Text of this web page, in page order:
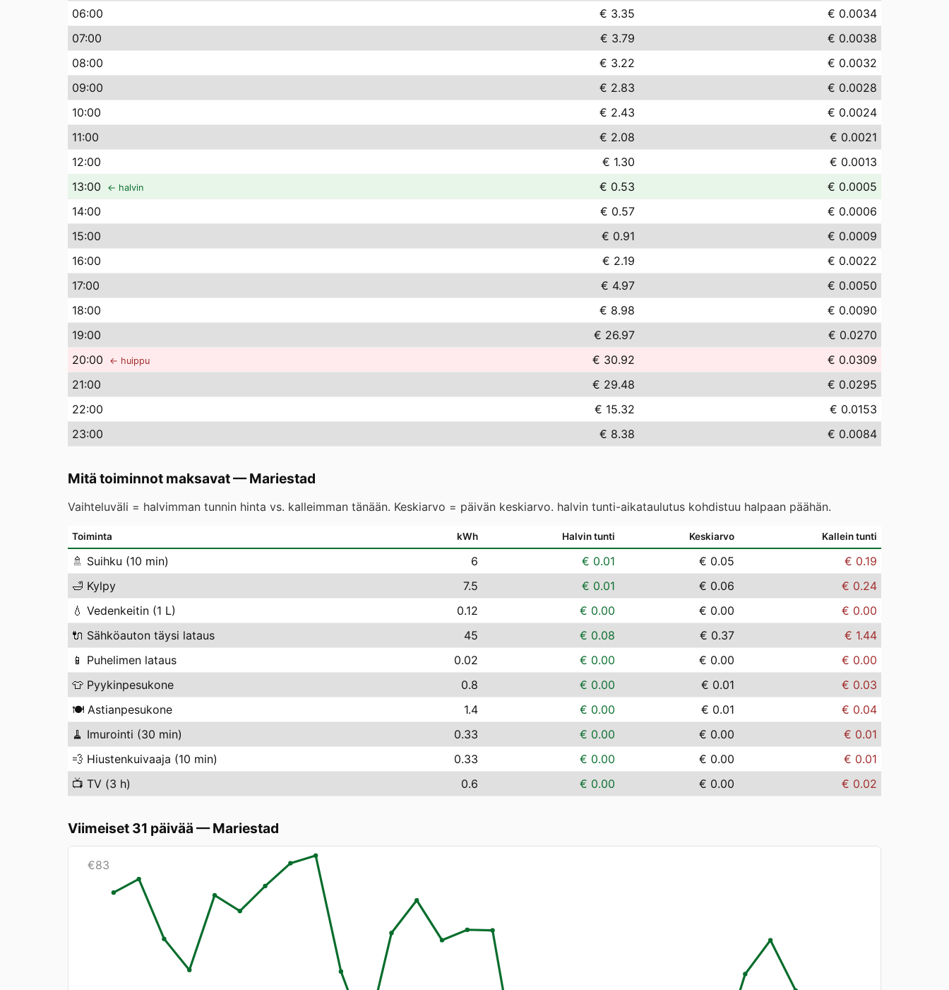
06:00 € 3.35
€ 0.0034
07:00 € 3.79
€ 0.0038
08:00 € 3.22
€ 0.0032
09:00 € 2.83
€ 0.0028
10:00 € 2.43
€ 0.0024
11:00 € 2.08
€ 0.0021
12:00 € 1.30
€ 0.0013
13:00 ← halvin € 0.53
€ 0.0005
14:00 € 0.57
€ 0.0006
15:00 € 0.91
€ 0.0009
16:00 € 2.19
€ 0.0022
17:00 € 4.97
€ 0.0050
18:00 € 8.98
€ 0.0090
19:00 € 26.97
€ 0.0270
20:00 ← huippu € 30.92
€ 0.0309
21:00 € 29.48
€ 0.0295
22:00 € 15.32
€ 0.0153
23:00 € 8.38 € 0.0084
Mitä toiminnot maksavat—Mariestad
Vaihteluväli = halvimman tunnin hinta vs. kalleimman tänään. Keskiarvo = päivän keskiarvo. halvin tunti-aikataulutus kohdistuu halpaan päähän.
Toiminta kWh Halvin tunti Keskiarvo Kallein tunti
🚿 Suihku (10 min) 6 € 0.01 € 0.05
€ 0.19
🛁 Kylpy 7.5 € 0.01 € 0.06
€ 0.24
💧 Vedenkeitin (1 L) 0.12 € 0.00 € 0.00
€ 0.00
🔌 Sähköauton täysi lataus 45 € 0.08 € 0.37
€ 1.44
📱 Puhelimen lataus 0.02 € 0.00 € 0.00
€ 0.00
👕 Pyykinpesukone 0.8 € 0.00 € 0.01
€ 0.03
🍽️ Astianpesukone 1.4 € 0.00 € 0.01
€ 0.04
🧹 Imurointi (30 min) 0.33 € 0.00 € 0.00
€ 0.01
💨 Hiustenkuivaaja (10 min) 0.33 € 0.00 € 0.00
€ 0.01
📺 TV (3 h) 0.6 € 0.00 € 0.00 € 0.02
Viimeiset 31 päivää —Mariestad
€83